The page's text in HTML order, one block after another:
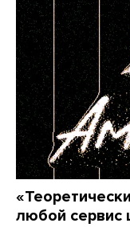
любой сервис